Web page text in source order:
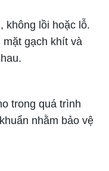
lồi hoặc lỗ.
mặt gạch khít và
trong quá trình
nhằm bảo vệ